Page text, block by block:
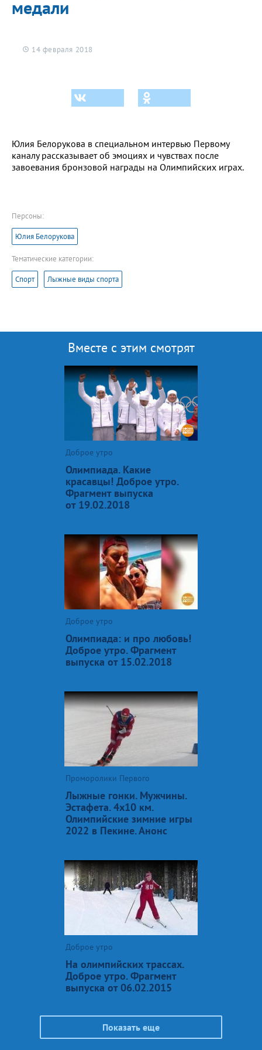
медали
14 февраля 2018
Юлия Белорукова в специальном интервью Первому
каналу рассказывает об эмоциях и чувствах после
завоевания бронзовой награды на Олимпийских играх.
Персоны:
Юлия Белорукова
Тематические категории:
Спорт Лыжные виды спорта
Вместе с этим смотрят
Доброе утро
Олимпиада. Какие
красавцы! Доброе утро.
Фрагмент выпуска
от 19.02.2018
Доброе утро
Олимпиада: и про любовь!
Доброе утро. Фрагмент
выпуска от 15.02.2018
Проморолики Первого
Лыжные гонки. Мужчины.
Эстафета. 4х10 км.
Олимпийские зимние игры
2022 в Пекине. Анонс
Доброе утро
На олимпийских трассах.
Доброе утро. Фрагмент
выпуска от 06.02.2015
Показать еще